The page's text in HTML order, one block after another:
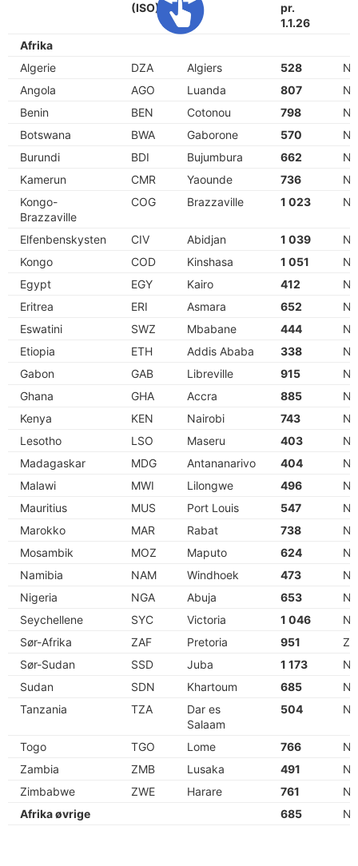
(ISO)
pr.
1.1.26
Afrika
Algerie
DZA Algiers 528
Angola
AGO Luanda 807
Benin
BEN Cotonou 798
Botswana
BWA Gaborone 570
Burundi
BDI Bujumbura 662
Kamerun
CMR Yaounde 736
Kongo-
Brazzaville
COG Brazzaville 1 023
Elfenbenskysten CIV Abidjan 1 039
Kongo
COD Kinshasa 1 051
Egypt
EGY Kairo 412
Eritrea
ERI Asmara 652
Eswatini
SWZ Mbabane 444
Etiopia
ETH Addis Ababa 338
Gabon
GAB Libreville 915
Ghana
GHA Accra 885
Kenya
KEN Nairobi 743
Lesotho
LSO Maseru 403
Madagaskar
MDG Antananarivo 404
Malawi
MWI Lilongwe 496
Mauritius
MUS Port Louis 547
Marokko
MAR Rabat 738
Mosambik
MOZ Maputo 624
Namibia
NAM Windhoek 473
Nigeria
NGA Abuja 653
Seychellene
SYC Victoria 1 046
Sør-Afrika
ZAF Pretoria 951
Sør-Sudan
SSD Juba 1 173
Sudan
SDN Khartoum 685
Tanzania
TZA
Dar es
Salaam
504
Togo TGO Lome 766
Zambia
ZMB Lusaka 491
Zimbabwe
ZWE Harare 761
Afrika øvrige
685